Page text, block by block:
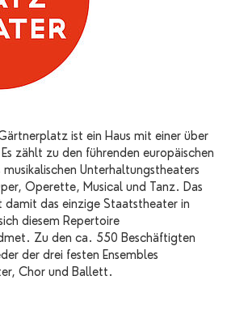
ist ein Haus mit einer über
zählt zu den führenden europäischen
musikalischen Unterhaltungstheaters
Operette, Musical und Tanz. Das
das einzige Staatstheater in
diesem Repertoire
Zu den ca. 550 Beschäftigten
der drei festen Ensembles
Chor und Ballett.